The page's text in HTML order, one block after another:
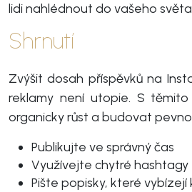
lidi nahlédnout do vašeho
Shrnutí
Zvýšit dosah příspěvků na
reklamy není utopie. S
organicky růst a budovat
Publikujte ve správný čas
Využívejte chytré hashtagy
Pište popisky, které vybízejí